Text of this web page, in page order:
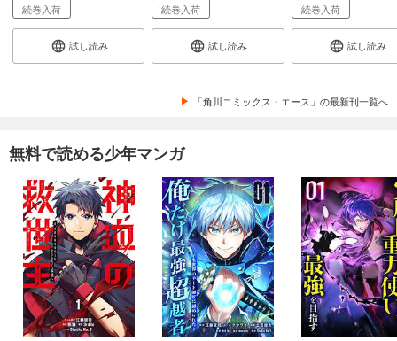
続巻入荷
試し読み
続巻入荷
試し読み
続巻入荷
試し読み
「角川コミックス・エース」の最新刊一覧へ
無料で読める少年マンガ